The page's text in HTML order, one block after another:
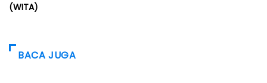
(WITA)
BACA JUGA